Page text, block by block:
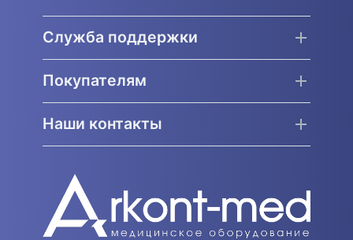
Служба поддержки
Покупателям
Наши контакты